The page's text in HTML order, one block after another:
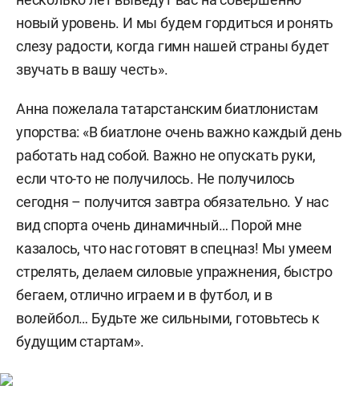
новый уровень. И мы будем гордиться и ронять
слезу радости, когда гимн нашей страны будет
звучать в вашу честь».
Анна пожелала татарстанским биатлонистам
упорства: «В биатлоне очень важно каждый день
работать над собой. Важно не опускать руки,
если что-то не получилось. Не получилось
сегодня – получится завтра обязательно. У нас
вид спорта очень динамичный… Порой мне
казалось, что нас готовят в спецназ! Мы умеем
стрелять, делаем силовые упражнения, быстро
бегаем, отлично играем и в футбол, и в
волейбол… Будьте же сильными, готовьтесь к
будущим стартам».